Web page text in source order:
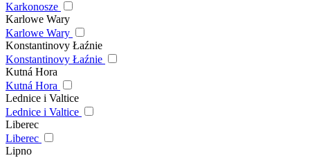
Karkonosze
Karlowe Wary
Karlowe Wary
Konstantinovy Łaźnie
Konstantinovy Łaźnie
Kutná Hora
Kutná Hora
Lednice i Valtice
Lednice i Valtice
Liberec
Liberec
Lipno